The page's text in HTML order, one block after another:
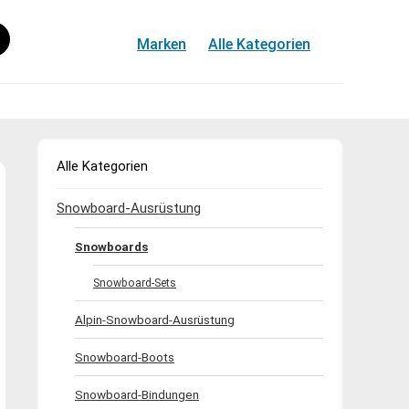
Marken Alle Kategorien
Alle Kategorien
Snowboard-Ausrüstung
Snowboards
Snowboard-Sets
Alpin-Snowboard-Ausrüstung
Snowboard-Boots
Snowboard-Bindungen